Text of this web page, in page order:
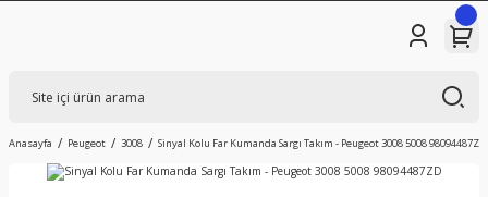
Anasayfa Peugeot 3008 Sinyal Kolu Far Kumanda Sargı Takım - Peugeot 3008 5008 98094487ZD